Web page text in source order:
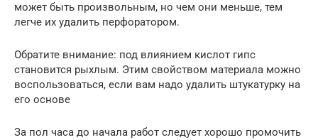
может быть произвольным, но чем они меньше, тем
легче их удалить перфоратором.
Обратите внимание: под влиянием кислот гипс
становится рыхлым. Этим свойством материала можно
воспользоваться, если вам надо удалить штукатурку на
его основе
За пол часа до начала работ следует хорошо промочить